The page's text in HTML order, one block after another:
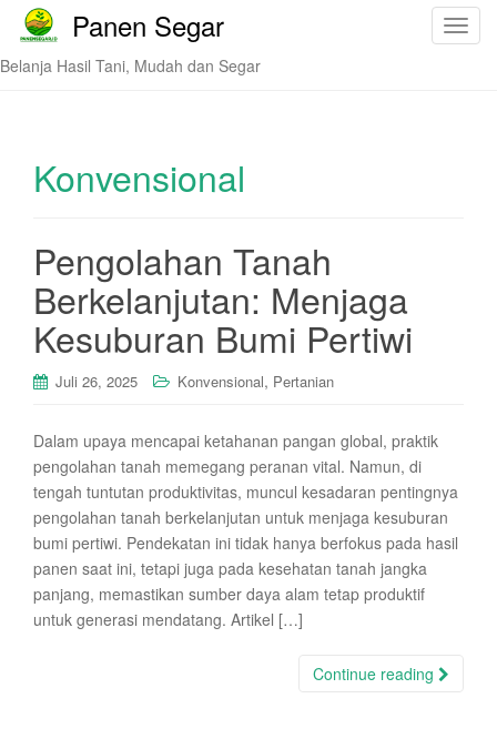
T
Panen Segar
Belanja Hasil Tani, Mudah dan Segar
Konvensional
Pengolahan Tanah
Berkelanjutan: Menjaga
Kesuburan Bumi Pertiwi
Juli 26, 2025 Konvensional, Pertanian
Dalam upaya mencapai ketahanan pangan global, praktik
pengolahan tanah memegang peranan vital. Namun, di
tengah tuntutan produktivitas, muncul kesadaran pentingnya
pengolahan tanah berkelanjutan untuk menjaga kesuburan
bumi pertiwi. Pendekatan ini tidak hanya berfokus pada hasil
panen saat ini, tetapi juga pada kesehatan tanah jangka
panjang, memastikan sumber daya alam tetap produktif
untuk generasi mendatang. Artikel […]
Continue reading